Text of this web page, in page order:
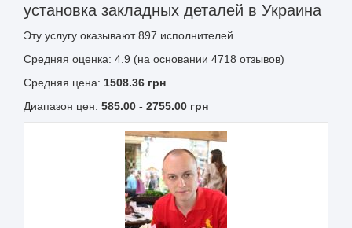
установка закладных деталей в Украина
Эту услугу оказывают897 исполнителей
Средняя оценка: 4.9 (на основании 4718 отзывов)
Средняя цена: 1508.36 грн
Диапазон цен: 585.00 - 2755.00 грн